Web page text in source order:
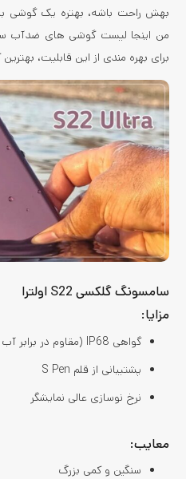
من اینجا لیست گوشی های ضدآب
برای بهره‌ مندی از این قابلیت،
سامسونگ گلکسی S22 اولترا
مزایا:
گواهی IP68 (مقاوم در برابر آب تا عمق 1.5 متری)
پشتیبانی از قلم S Pen
نرخ نوسازی عالی نمایشگر
معایب:
سنگین و کمی بزرگ